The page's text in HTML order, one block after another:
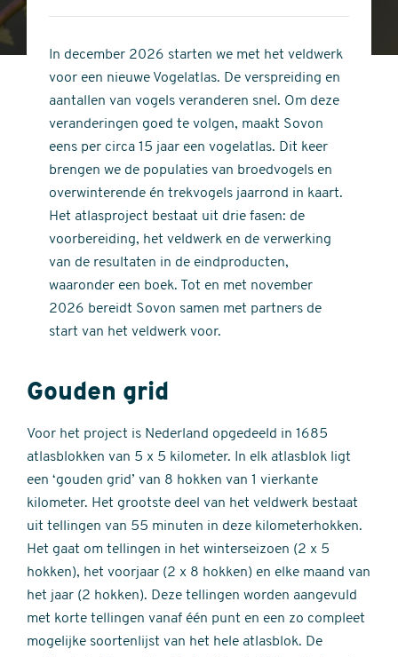
stars
of
stars
In december 2026 starten we met het veldwerk
voor een nieuwe Vogelatlas. De verspreiding en
aantallen van vogels veranderen snel. Om deze
veranderingen goed te volgen, maakt Sovon
eens per circa 15 jaar een vogelatlas. Dit keer
brengen we de populaties van broedvogels en
overwinterende én trekvogels jaarrond in kaart.
Het atlasproject bestaat uit drie fasen: de
voorbereiding, het veldwerk en de verwerking
van de resultaten in de eindproducten,
waaronder een boek. Tot en met november
2026 bereidt Sovon samen met partners de
start van het veldwerk voor.
Gouden grid
Voor het project is Nederland opgedeeld in 1685
atlasblokken van 5 x 5 kilometer. In elk atlasblok ligt
een ‘gouden grid’ van 8 hokken van 1 vierkante
kilometer. Het grootste deel van het veldwerk bestaat
uit tellingen van 55 minuten in deze kilometerhokken.
Het gaat om tellingen in het winterseizoen (2 x 5
hokken), het voorjaar (2 x 8 hokken) en elke maand van
het jaar (2 hokken). Deze tellingen worden aangevuld
met korte tellingen vanaf één punt en een zo compleet
mogelijke soortenlijst van het hele atlasblok. De